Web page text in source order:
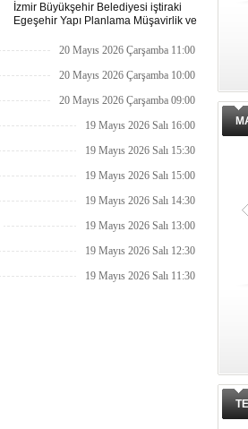
İzmir Büyükşehir Belediyesi iştiraki
Egeşehir Yapı Planlama Müşavirlik ve
karıştırma' operasyonu düzenlendi. 4
tarafınca gözaltına alındı.
20 Mayıs 2026 Çarşamba 11:00
20 Mayıs 2026 Çarşamba 10:00
20 Mayıs 2026 Çarşamba 09:00
19 Mayıs 2026 Salı 16:00
19 Mayıs 2026 Salı 15:30
19 Mayıs 2026 Salı 15:00
19 Mayıs 2026 Salı 14:30
19 Mayıs 2026 Salı 13:00
19 Mayıs 2026 Salı 12:30
19 Mayıs 2026 Salı 11:30